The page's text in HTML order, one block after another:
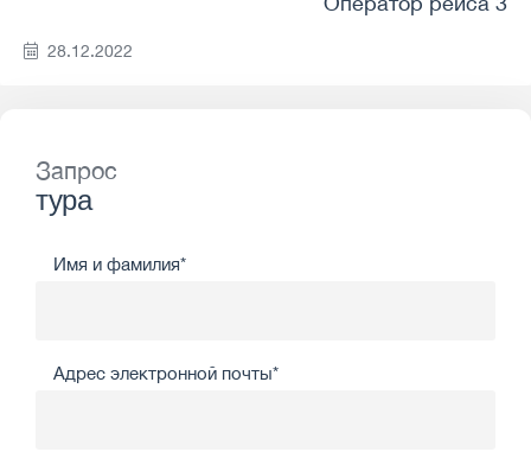
28.12.2022
Запрос
тура
Имя и фамилия*
Адрес электронной почты*